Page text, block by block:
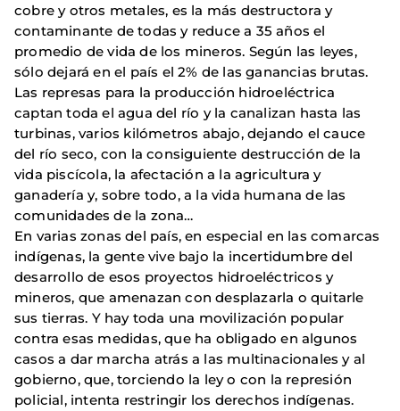
cobre y otros metales, es la más destructora y
contaminante de todas y reduce a 35 años el
promedio de vida de los mineros. Según las leyes,
sólo dejará en el país el 2% de las ganancias brutas.
Las represas para la producción hidroeléctrica
captan toda el agua del río y la canalizan hasta las
turbinas, varios kilómetros abajo, dejando el cauce
del río seco, con la consiguiente destrucción de la
vida piscícola, la afectación a la agricultura y
ganadería y, sobre todo, a la vida humana de las
comunidades de la zona…
En varias zonas del país, en especial en las comarcas
indígenas, la gente vive bajo la incertidumbre del
desarrollo de esos proyectos hidroeléctricos y
mineros, que amenazan con desplazarla o quitarle
sus tierras. Y hay toda una movilización popular
contra esas medidas, que ha obligado en algunos
casos a dar marcha atrás a las multinacionales y al
gobierno, que, torciendo la ley o con la represión
policial, intenta restringir los derechos indígenas.